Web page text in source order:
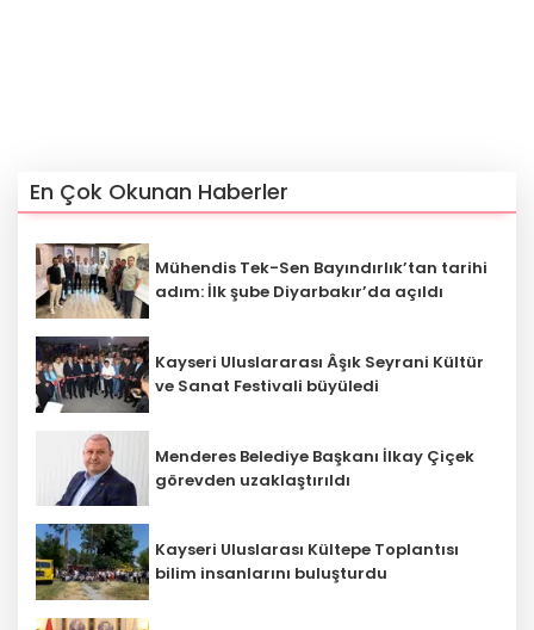
En Çok Okunan Haberler
Mühendis Tek-Sen Bayındırlık’tan tarihi
adım: İlk şube Diyarbakır’da açıldı
Kayseri Uluslararası Âşık Seyrani Kültür
ve Sanat Festivali büyüledi
Menderes Belediye Başkanı İlkay Çiçek
görevden uzaklaştırıldı
Kayseri Uluslarası Kültepe Toplantısı
bilim insanlarını buluşturdu